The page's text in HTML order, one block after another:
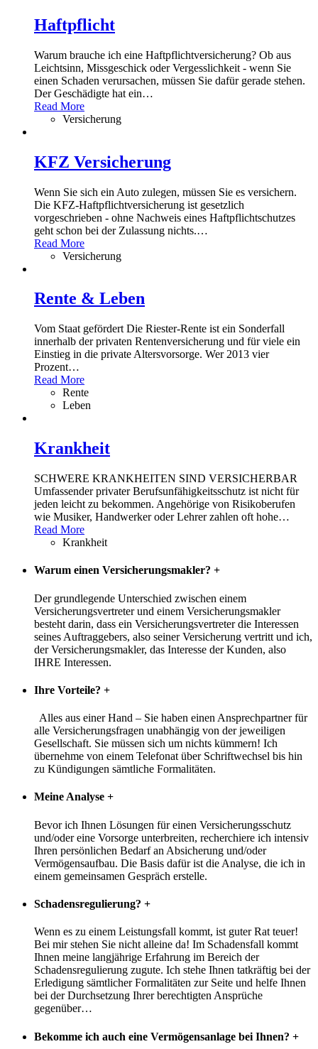
Haftpflicht
Warum brauche ich eine Haftpflichtversicherung? Ob aus
Leichtsinn, Missgeschick oder Vergesslichkeit - wenn Sie
einen Schaden verursachen, müssen Sie dafür gerade stehen.
Der Geschädigte hat ein…
Read More
Versicherung
KFZ Versicherung
Wenn Sie sich ein Auto zulegen, müssen Sie es versichern.
Die KFZ-Haftpflichtversicherung ist gesetzlich
vorgeschrieben - ohne Nachweis eines Haftpflichtschutzes
geht schon bei der Zulassung nichts.…
Read More
Versicherung
Rente & Leben
Vom Staat gefördert Die Riester-Rente ist ein Sonderfall
innerhalb der privaten Rentenversicherung und für viele ein
Einstieg in die private Altersvorsorge. Wer 2013 vier
Prozent…
Read More
Rente
Leben
Krankheit
SCHWERE KRANKHEITEN SIND VERSICHERBAR
Umfassender privater Berufsunfähigkeitsschutz ist nicht für
jeden leicht zu bekommen. Angehörige von Risikoberufen
wie Musiker, Handwerker oder Lehrer zahlen oft hohe…
Read More
Krankheit
Warum einen Versicherungsmakler? +
Der grundlegende Unterschied zwischen einem
Versicherungsvertreter und einem Versicherungsmakler
besteht darin, dass ein Versicherungsvertreter die Interessen
seines Auftraggebers, also seiner Versicherung vertritt und ich,
der Versicherungsmakler, das Interesse der Kunden, also
IHRE Interessen.
Ihre Vorteile? +
Alles aus einer Hand – Sie haben einen Ansprechpartner für
alle Versicherungsfragen unabhängig von der jeweiligen
Gesellschaft. Sie müssen sich um nichts kümmern! Ich
übernehme von einem Telefonat über Schriftwechsel bis hin
zu Kündigungen sämtliche Formalitäten.
Meine Analyse +
Bevor ich Ihnen Lösungen für einen Versicherungsschutz
und/oder eine Vorsorge unterbreiten, recherchiere ich intensiv
Ihren persönlichen Bedarf an Absicherung und/oder
Vermögensaufbau. Die Basis dafür ist die Analyse, die ich in
einem gemeinsamen Gespräch erstelle.
Schadensregulierung? +
Wenn es zu einem Leistungsfall kommt, ist guter Rat teuer!
Bei mir stehen Sie nicht alleine da! Im Schadensfall kommt
Ihnen meine langjährige Erfahrung im Bereich der
Schadensregulierung zugute. Ich stehe Ihnen tatkräftig bei der
Erledigung sämtlicher Formalitäten zur Seite und helfe Ihnen
bei der Durchsetzung Ihrer berechtigten Ansprüche
gegenüber…
Bekomme ich auch eine Vermögensanlage bei Ihnen? +